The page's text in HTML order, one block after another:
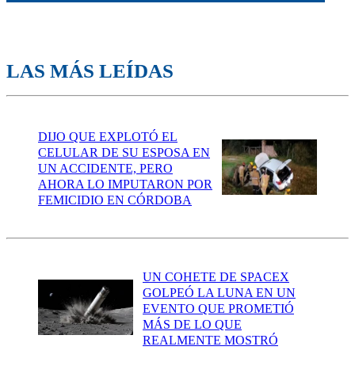
LAS MÁS LEÍDAS
DIJO QUE EXPLOTÓ EL
CELULAR DE SU ESPOSA EN
UN ACCIDENTE, PERO
AHORA LO IMPUTARON POR
FEMICIDIO EN CÓRDOBA
UN COHETE DE SPACEX
GOLPEÓ LA LUNA EN UN
EVENTO QUE PROMETIÓ
MÁS DE LO QUE
REALMENTE MOSTRÓ